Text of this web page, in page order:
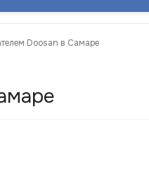
Doosan в Самаре